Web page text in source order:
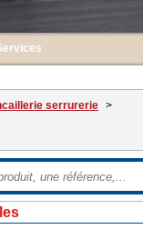
serrurerie >